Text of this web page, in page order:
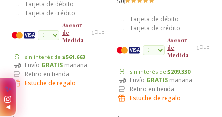
Tarjeta de débito
Tarjeta de crédito
VISA
Asesor
de
Medida
¿Dudas?
sin interés de $561.663
Envío GRATIS mañana
Retiro en tienda
Estuche de regalo
Tarjeta de débito
Tarjeta de crédito
VISA
Asesor
de
Medida
¿Dudas?
sin interés de $209.330
Envío GRATIS mañana
Retiro en tienda
Estuche de regalo
✨
◀